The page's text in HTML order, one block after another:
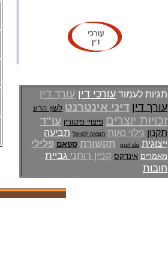
תגיות לעמוד עורכי דין עורך דין
עורך דין דיני אינטרנט לשון הרע
זכויות יוצרים פיצויי פיטורין עו"ד
תקנון גילוי נאות הוצאה לפועל תביעה
ייצוגית
gurl shi תקשורת ספאם פלילי
מאמרים אינדקס קניין רוחני גביית
חובות